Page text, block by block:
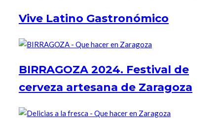
Vive Latino Gastronómico
BIRRAGOZA 2024. Festival de
cerveza artesana de Zaragoza